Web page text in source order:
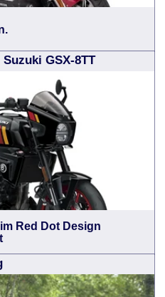
GSX-8TT
Red Dot Design